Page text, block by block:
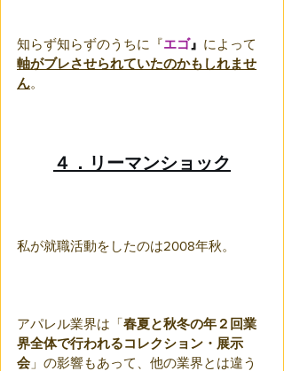
知らず知らずのうちに『エゴ』 によって
軸がブレさせられていたのかもしれませ
ん。
４．リーマンショック
私が就職活動をしたのは2008年秋。
アパレル業界は「春夏と秋冬の年２回業
界全体で行われるコレクション・展示
会 」の影響もあって、他の業界とは違う